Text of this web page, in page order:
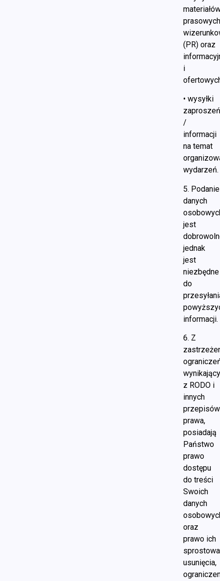
(PR) oraz
i
• wysyłki
/
informacji
na temat
wydarzeń.
5. Podanie
danych
jest
jednak
jest
niezbędne
do
informacji.
6. Z
z RODO i
innych
przepisów
prawa,
posiadają
Państwo
prawo
dostępu
do treści
Swoich
danych
oraz
prawo ich
usunięcia,